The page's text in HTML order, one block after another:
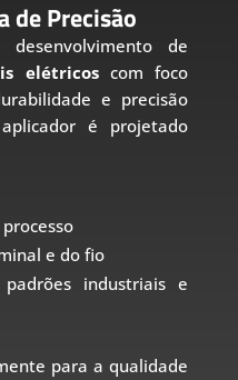
de Precisão
de
elétricoscom foco
e precisão
é projetado
e do fio
padrões industriais e
para a qualidade